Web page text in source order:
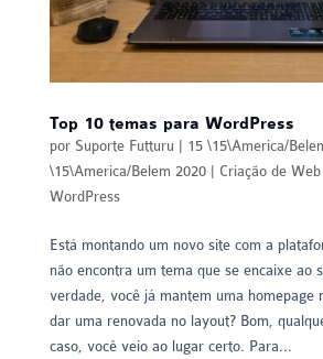
Top 10 temas para WordPress
por Suporte Futturu
15 \15\America/
\15\America/Belem 2020| Criação de
WordPress
Está montando um novo site com a
não encontra um tema que se encaixe ao
verdade, você já mantem uma homepage
dar uma renovada no layout? Bom,
caso, você veio ao lugar certo. Para...